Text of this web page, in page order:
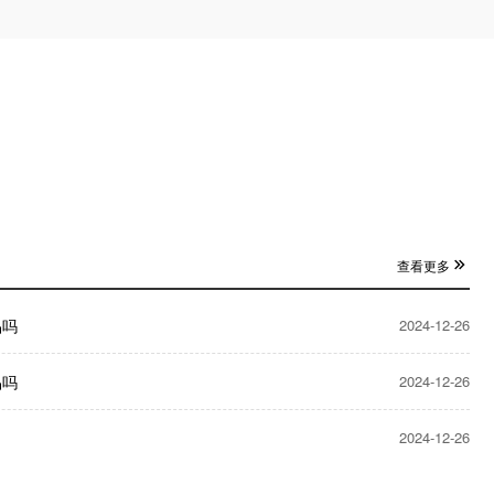
查看更多
2024-12-26
2024-12-26
2024-12-26